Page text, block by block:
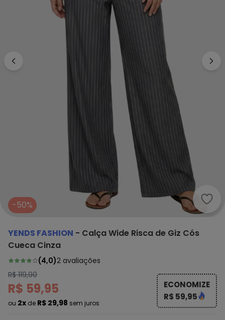
-50%
YENDS FASHION - Calça Wide Risca de Giz Cós
Cueca Cinza
(4,0)2 avaliações
R$ 119,90
R$ 59,95
ou 2x de R$ 29,98 sem juros
ECONOMIZE
R$ 59,95